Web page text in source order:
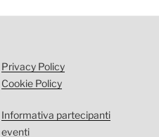
Privacy Policy
Cookie Policy
Informativa partecipanti
eventi